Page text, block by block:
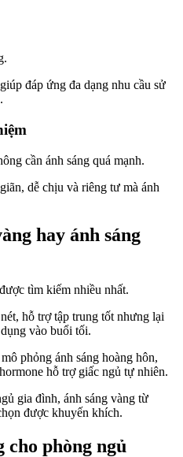
đáp ứng đa dạng nhu cầu sử
cần ánh sáng quá mạnh.
dễ chịu và riêng tư mà ánh
hay ánh sáng
tìm kiếm nhiều nhất.
hỗ trợ tập trung tốt nhưng lại
vào buổi tối.
phỏng ánh sáng hoàng hôn,
hỗ trợ giấc ngủ tự nhiên.
gia đình, ánh sáng vàng từ
được khuyến khích.
cho phòng ngủ